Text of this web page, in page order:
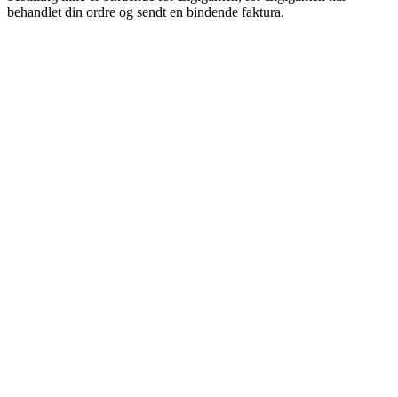
behandlet din ordre og sendt en bindende faktura.